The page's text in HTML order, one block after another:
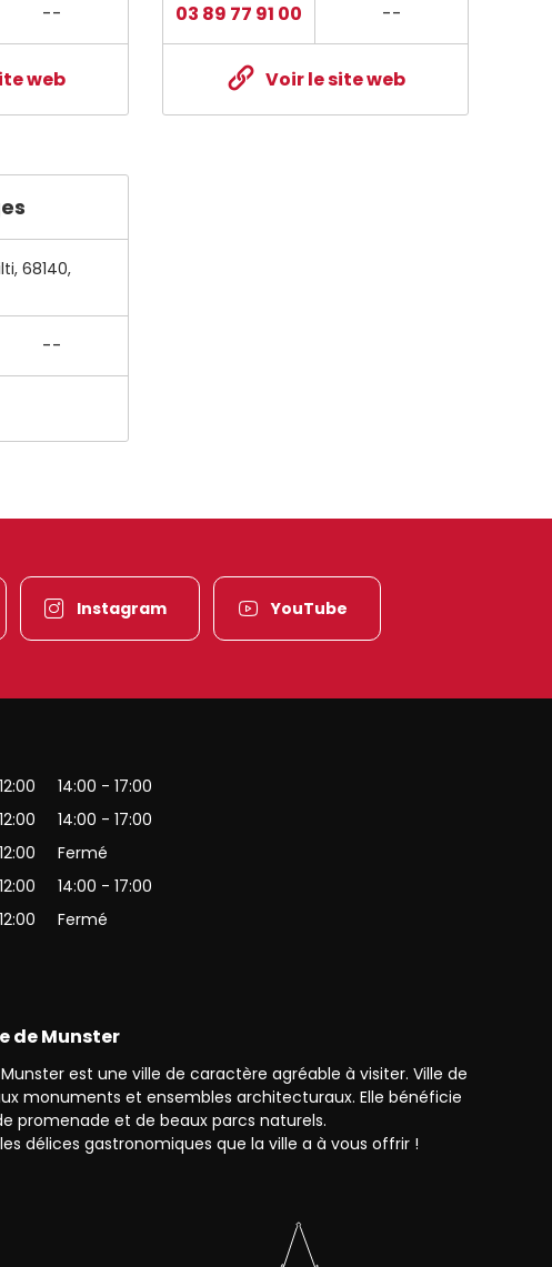
--
web
03 89 77 91 00 --
Voir le site web
, 68140,
--
Instagram YouTube
Vosges
14:00 - 17:00
14:00 - 17:00
Fermé
14:00 - 17:00
Fermé
de Munster
est une ville de caractère agréable à visiter. Ville de
monuments et ensembles architecturaux. Elle bénéficie
promenade et de beaux parcs naturels.
délices gastronomiques que la ville a à vous offrir !